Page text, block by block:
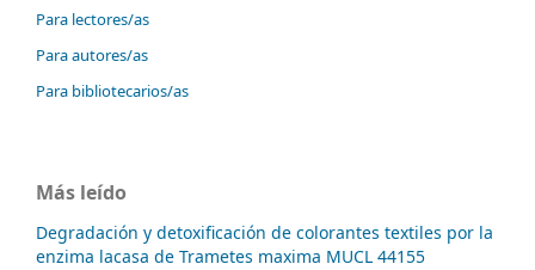
Para lectores/as
Para autores/as
Para bibliotecarios/as
Más leído
Degradación y detoxificación de colorantes textiles por la
enzima lacasa de Trametes maxima MUCL 44155